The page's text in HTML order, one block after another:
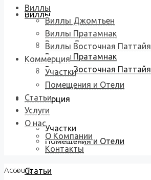
Виллы
Виллы Джомтьен
Виллы Пратамнак
Виллы Восточная Паттайя
Коммерция
Участки
Помещения и Отели
Статьи
Виллы
Виллы Джомтьен
Виллы Пратамнак
Виллы Восточная Паттайя
Коммерция
Участки
Помещения и Отели
Статьи
Услуги
О нас
О Компании
Контакты
Account